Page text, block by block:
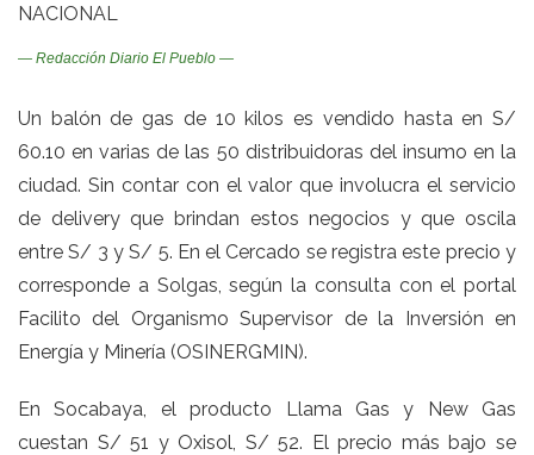
NACIONAL
— Redacción Diario El Pueblo —
Un balón de gas de 10 kilos es vendido hasta en S/
60.10 en varias de las 50 distribuidoras del insumo en la
ciudad. Sin contar con el valor que involucra el servicio
de delivery que brindan estos negocios y que oscila
entre S/ 3 y S/ 5. En el Cercado se registra este precio y
corresponde a Solgas, según la consulta con el portal
Facilito del Organismo Supervisor de la Inversión en
Energía y Minería (OSINERGMIN).
En Socabaya, el producto Llama Gas y New Gas
cuestan S/ 51 y Oxisol, S/ 52. El precio más bajo se